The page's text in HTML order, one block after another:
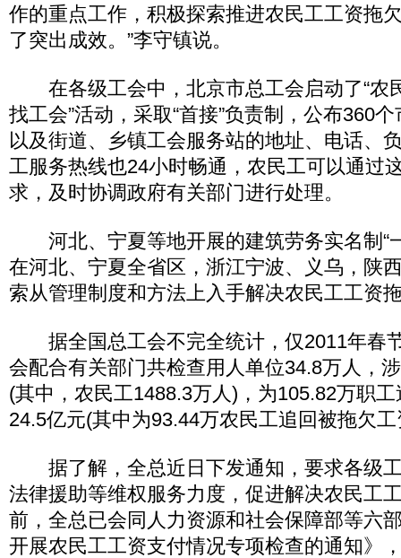
作的重点工作，积极探索推进农民工工资拖
了突出成效。”李守镇说。
在各级工会中，北京市总工会启动了“农
找工会”活动，采取“首接”负责制，公布360
以及街道、乡镇工会服务站的地址、电话、
工服务热线也24小时畅通，农民工可以通过
求，及时协调政府有关部门进行处理。
河北、宁夏等地开展的建筑劳务实名制“
在河北、宁夏全省区，浙江宁波、义乌，陕
索从管理制度和方法上入手解决农民工工资
据全国总工会不完全统计，仅2011年春
会配合有关部门共检查用人单位34.8万人，
(其中，农民工1488.3万人)，为105.82万职
24.5亿元(其中为93.44万农民工追回被拖欠
据了解，全总近日下发通知，要求各级
法律援助等维权服务力度，促进解决农民工
前，全总已会同人力资源和社会保障部等六
开展农民工工资支付情况专项检查的通知》